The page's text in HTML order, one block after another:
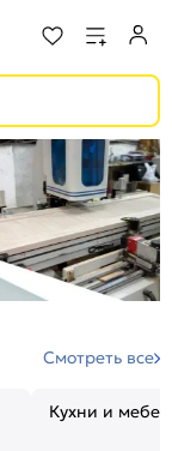
Смотреть все
Кухни и